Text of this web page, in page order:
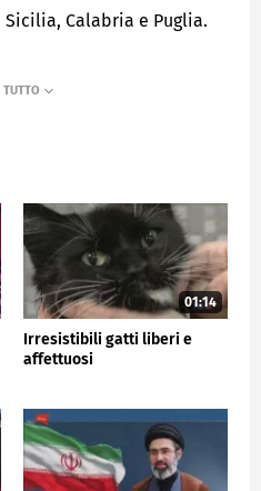
Calabria e Puglia.
01:14
Irresistibili gatti liberi e
affettuosi